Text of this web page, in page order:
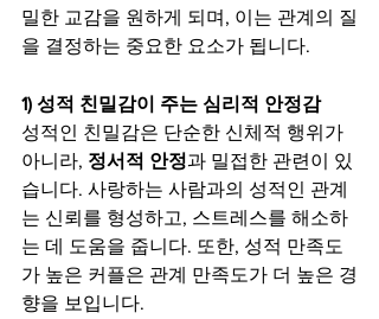
밀한 교감을 원하게 되며, 이는 관계의 질
을 결정하는 중요한 요소가 됩니다.
1) 성적 친밀감이 주는 심리적 안정감
성적인 친밀감은 단순한 신체적 행위가
아니라, 정서적 안정과 밀접한 관련이 있
습니다. 사랑하는 사람과의 성적인 관계
는 신뢰를 형성하고, 스트레스를 해소하
는 데 도움을 줍니다. 또한, 성적 만족도
가 높은 커플은 관계 만족도가 더 높은 경
향을 보입니다.